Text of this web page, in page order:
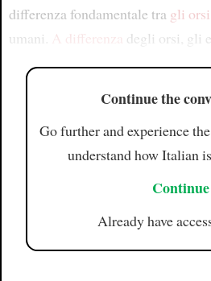
differenza fondamentale tra gli orsi
umani.
A differenza degli orsi, gli
Continue the
Go further and experience
understand how Italian
Continue
Already have